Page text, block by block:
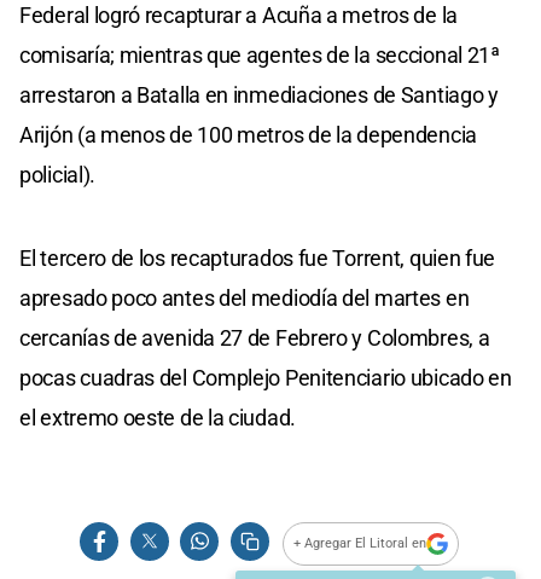
Federal logró recapturar a Acuña a metros de la
comisaría; mientras que agentes de la seccional 21ª
arrestaron a Batalla en inmediaciones de Santiago y
Arijón (a menos de 100 metros de la dependencia
policial).
El tercero de los recapturados fue Torrent, quien fue
apresado poco antes del mediodía del martes en
cercanías de avenida 27 de Febrero y Colombres, a
pocas cuadras del Complejo Penitenciario ubicado en
el extremo oeste de la ciudad.
+ Agregar El Litoral en